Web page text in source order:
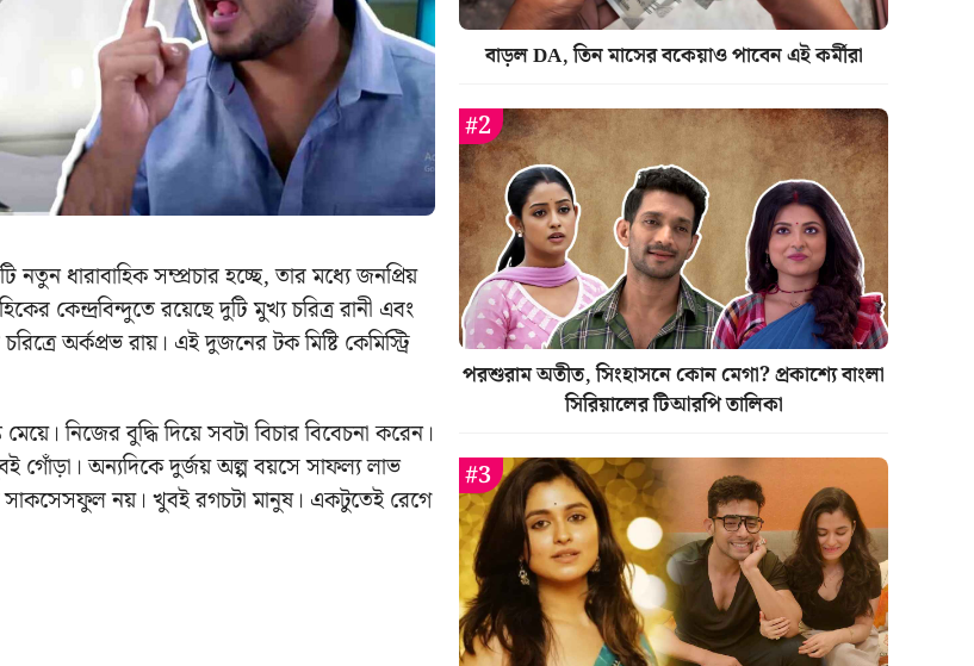
নতুন ধারাবাহিক সম্প্রচার হচ্ছে, তার মধ্যে জনপ্রিয়
কেন্দ্রবিন্দুতে রয়েছে দুটি মুখ্য চরিত্র রানী এবং
অর্কপ্রভ রায়। এই দুজনের টক মিষ্টি কেমিস্ট্রি
নিজের বুদ্ধি দিয়ে সবটা বিচার বিবেচনা করেন।
গোঁড়া। অন্যদিকে দুর্জয় অল্প বয়সে সাফল্য লাভ
নয়। খুবই রগচটা মানুষ। একটুতেই রেগে
বাড়ল DA, তিন মাসের বকেয়াও পাবেন এই কর্মীরা
পরশুরাম অতীত, সিংহাসনে কোন মেগা? প্রকাশ্যে বাংলা
সিরিয়ালের টিআরপি তালিকা